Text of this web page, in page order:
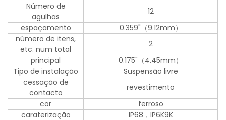
Número de
agulhas
12
espaçamento
0.359"（9.12mm）
número de itens,
etc. num total
2
principal
0.175"（4.45mm）
Tipo de instalação
Suspensão livre
cessação de
contacto
revestimento
cor
ferroso
caraterização
IP68，IP6K9K